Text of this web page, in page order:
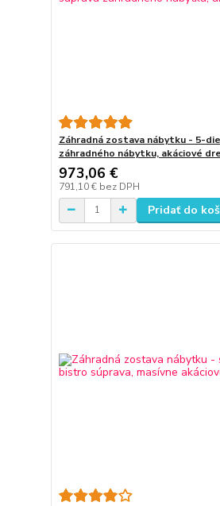
Záhradná zostava nábytku - 5-
záhradného nábytku, akáciové
973,06 €
791,10 € bez DPH
Pridať do